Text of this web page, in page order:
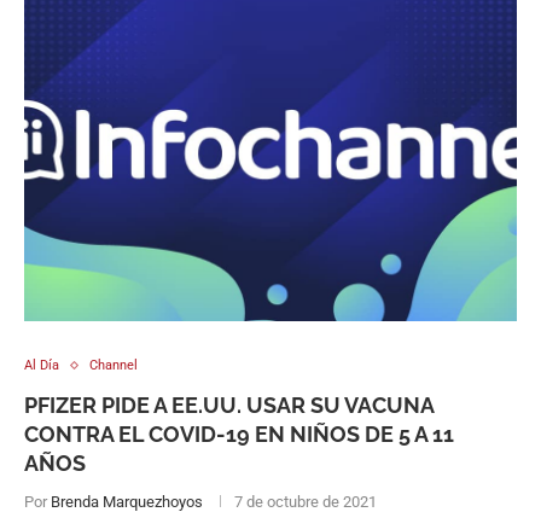
Al Día Channel
PFIZER PIDE A EE.UU. USAR SU VACUNA
CONTRA EL COVID-19 EN NIÑOS DE 5 A 11
AÑOS
Por Brenda Marquezhoyos 7 de octubre de 2021